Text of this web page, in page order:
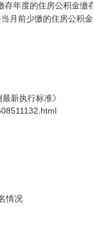
年度的住房公积金缴
月前少缴的住房公积
新执行标准》
情况